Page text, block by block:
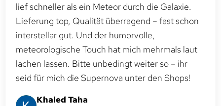
lief schneller als ein Meteor durch die Galaxie.
Lieferung top, Qualität überragend – fast schon
interstellar gut. Und der humorvolle,
meteorologische Touch hat mich mehrmals laut
lachen lassen. Bitte unbedingt weiter so – ihr
seid für mich die Supernova unter den Shops!
Khaled Taha